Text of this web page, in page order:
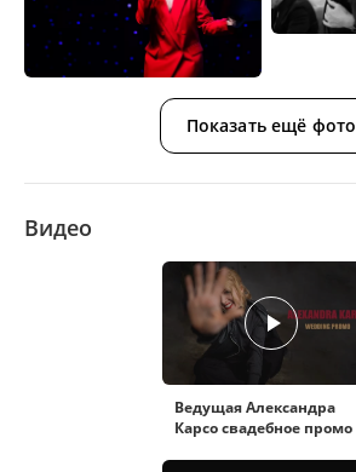
Показать ещё фото
Видео
Ведущая Александра
Карсо свадебное промо